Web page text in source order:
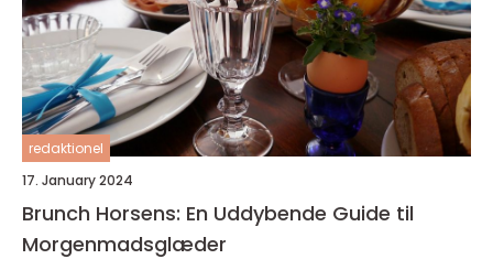
redaktionel
17. January 2024
Brunch Horsens: En Uddybende Guide til
Morgenmadsglæder